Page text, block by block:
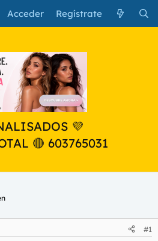
Acceder Regístrate
💜
🔴 603765031
#1